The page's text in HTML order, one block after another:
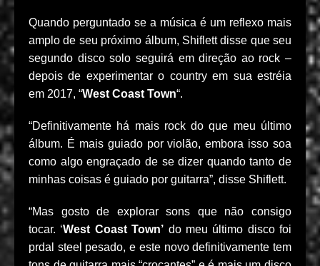
Quando perguntado se a música é um reflexo mais
amplo de seu próximo álbum, Shiflett disse que seu
segundo disco solo seguirá em direção ao rock –
depois de experimentar o country em sua estréia
em 2017, “West Coast Town“.
“Definitivamente há mais rock do que meu último
álbum. É mais guiado por violão, embora isso soa
como algo engraçado de se dizer quando tanto de
minhas coisas é guiado por guitarra”, disse Shiflett.
“Mas gosto de explorar sons que não consigo
tocar. ‘West Coast Town’ do meu último disco foi
prdal steel pesado, e este novo definitivamente tem